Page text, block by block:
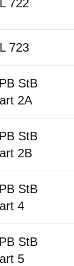
722
723
StB
2A
StB
2B
StB
4
StB
5